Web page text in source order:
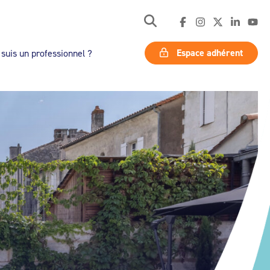
un professionnel ? Espace adhérent